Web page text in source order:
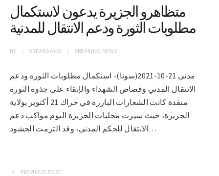
متظاهرو الجزيرة يدعون لاستكمال
مطلوبات الثورة ودعم الانتقال للمدنية
BY 5 YEARSAGO BREAKING NEWS
مدني 21-10-2021(سونا)- استكمال مطلوبات الثورة ودعم
الانتقال المدني وقصاص الشهداء والإبقاء على جذوة الثورة
متقدة كانت الشعارات البارزة في حراك 21 أكتوبر بولاية
الجزيرة، حيث سيرت محليات الجزيرة اليوم مواكب دعم
الانتقال للحكم المدني، وقد التزمت الحشود…
PREVIOUS POST